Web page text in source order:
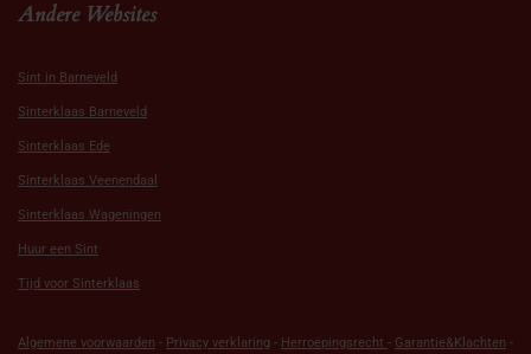
Andere Websites
Sint in Barneveld
Sinterklaas Barneveld
Sinterklaas Ede
Sinterklaas Veenendaal
Sinterklaas Wageningen
Huur een Sint
Tijd voor Sinterklaas
Algemene voorwaarden - Privacy verklaring - Herroepingsrecht - Garantie&Klachten -